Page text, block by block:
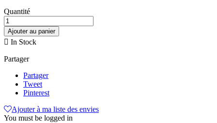
Quantité
Ajouter au panier
 In Stock
Partager
Partager
Tweet
Pinterest
Ajouter à ma liste des envies
You must be logged in